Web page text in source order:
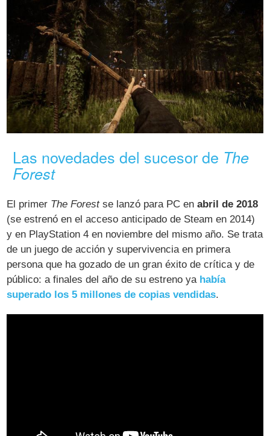
Las novedades del sucesor de The
Forest
El primer The Forestse lanzó para PC enabril de 2018
(se estrenó en el acceso anticipado de Steam en 2014)
y en PlayStation 4 en noviembre del mismo año. Se trata
de un juego de acción y supervivencia en primera
persona que ha gozado de un gran éxito de crítica y de
público: a finales del año de su estreno ya había
superado los 5 millones de copias vendidas.